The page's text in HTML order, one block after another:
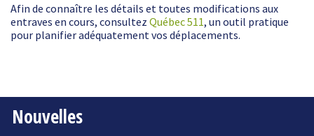
Afin de connaître les détails et toutes modifications aux
entraves en cours, consultez Québec 511, un outil pratique
pour planifier adéquatement vos déplacements.
Nouvelles